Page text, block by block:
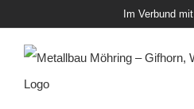
springen
Im Verbund mit